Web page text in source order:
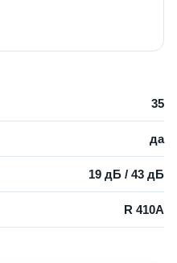
35
да
19 дБ / 43 дБ
R 410A